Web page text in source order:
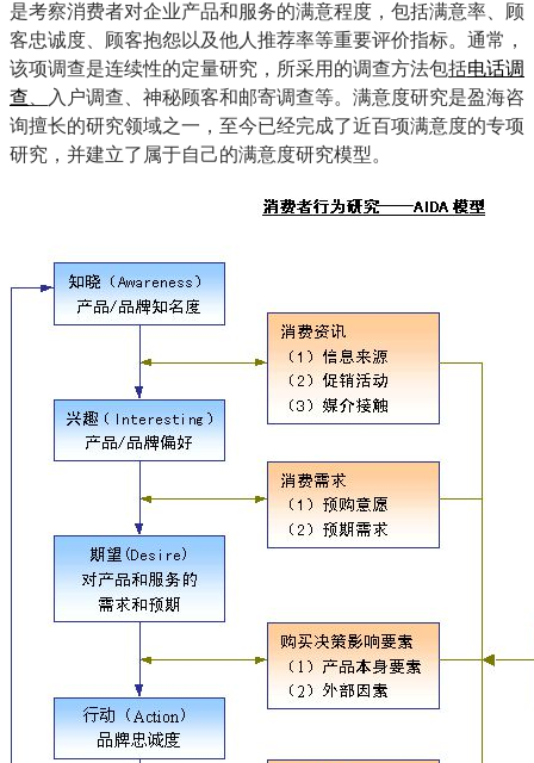
是考察消费者对企业产品和服务的满意程度，包括满意率、顾
客忠诚度、顾客抱怨以及他人推荐率等重要评价指标。通常，
该项调查是连续性的定量研究，所采用的调查方法包括电话调
查
入户调查、神秘顾客和邮寄调查等。满意度研究是盈海咨
询擅长的研究领域之一，至今已经完成了近百项满意度的专项
研究，并建立了属于自己的满意度研究模型。